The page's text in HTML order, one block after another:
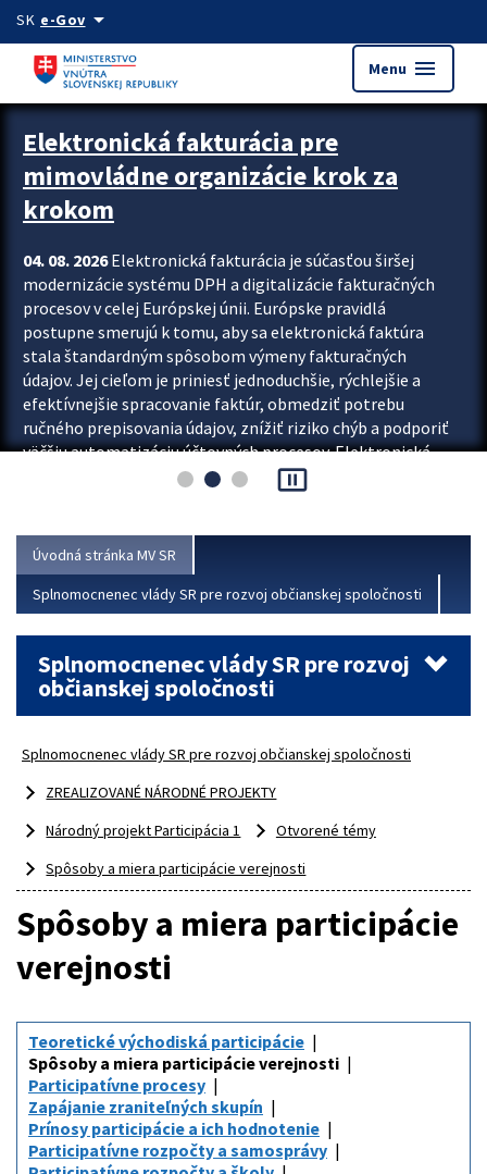
Preskocit na hlavný obsah
SK e-Govarrow_drop_down
Menu menu
Zastavit automatický posun upútavok
Elektronická fakturácia pre
mimovládne organizácie krok za
krokom
04. 08. 2026Elektronická fakturácia je súčasťou širšej
modernizácie systému DPH a digitalizácie fakturačných
procesov v celej Európskej únii. Európske pravidlá
postupne smerujú k tomu, aby sa elektronická faktúra
stala štandardným spôsobom výmeny fakturačných
údajov. Jej cieľom je priniesť jednoduchšie, rýchlejšie a
efektívnejšie spracovanie faktúr, obmedziť potrebu
ručného prepisovania údajov, znížiť riziko chýb a podporiť
väčšiu automatizáciu účtovných procesov. Elektronická
fakturácia preto nepredstavuje...
pause_presentation
Úvodná stránka MV SR
Splnomocnenec vlády SR pre rozvoj občianskej spoločnosti
Splnomocnenec vlády SR pre rozvoj
občianskej spoločnosti
Splnomocnenec vlády SR pre rozvoj občianskej spoločnosti
ZREALIZOVANÉ NÁRODNÉ PROJEKTY
Národný projekt Participácia 1
Otvorené témy
Spôsoby a miera participácie verejnosti
Spôsoby a miera participácie
verejnosti
Teoretické východiská participácie
Spôsoby a miera participácie verejnosti
Participatívne procesy
Zapájanie zraniteľných skupín
Prínosy participácie a ich hodnotenie
Participatívne rozpočty a samosprávy